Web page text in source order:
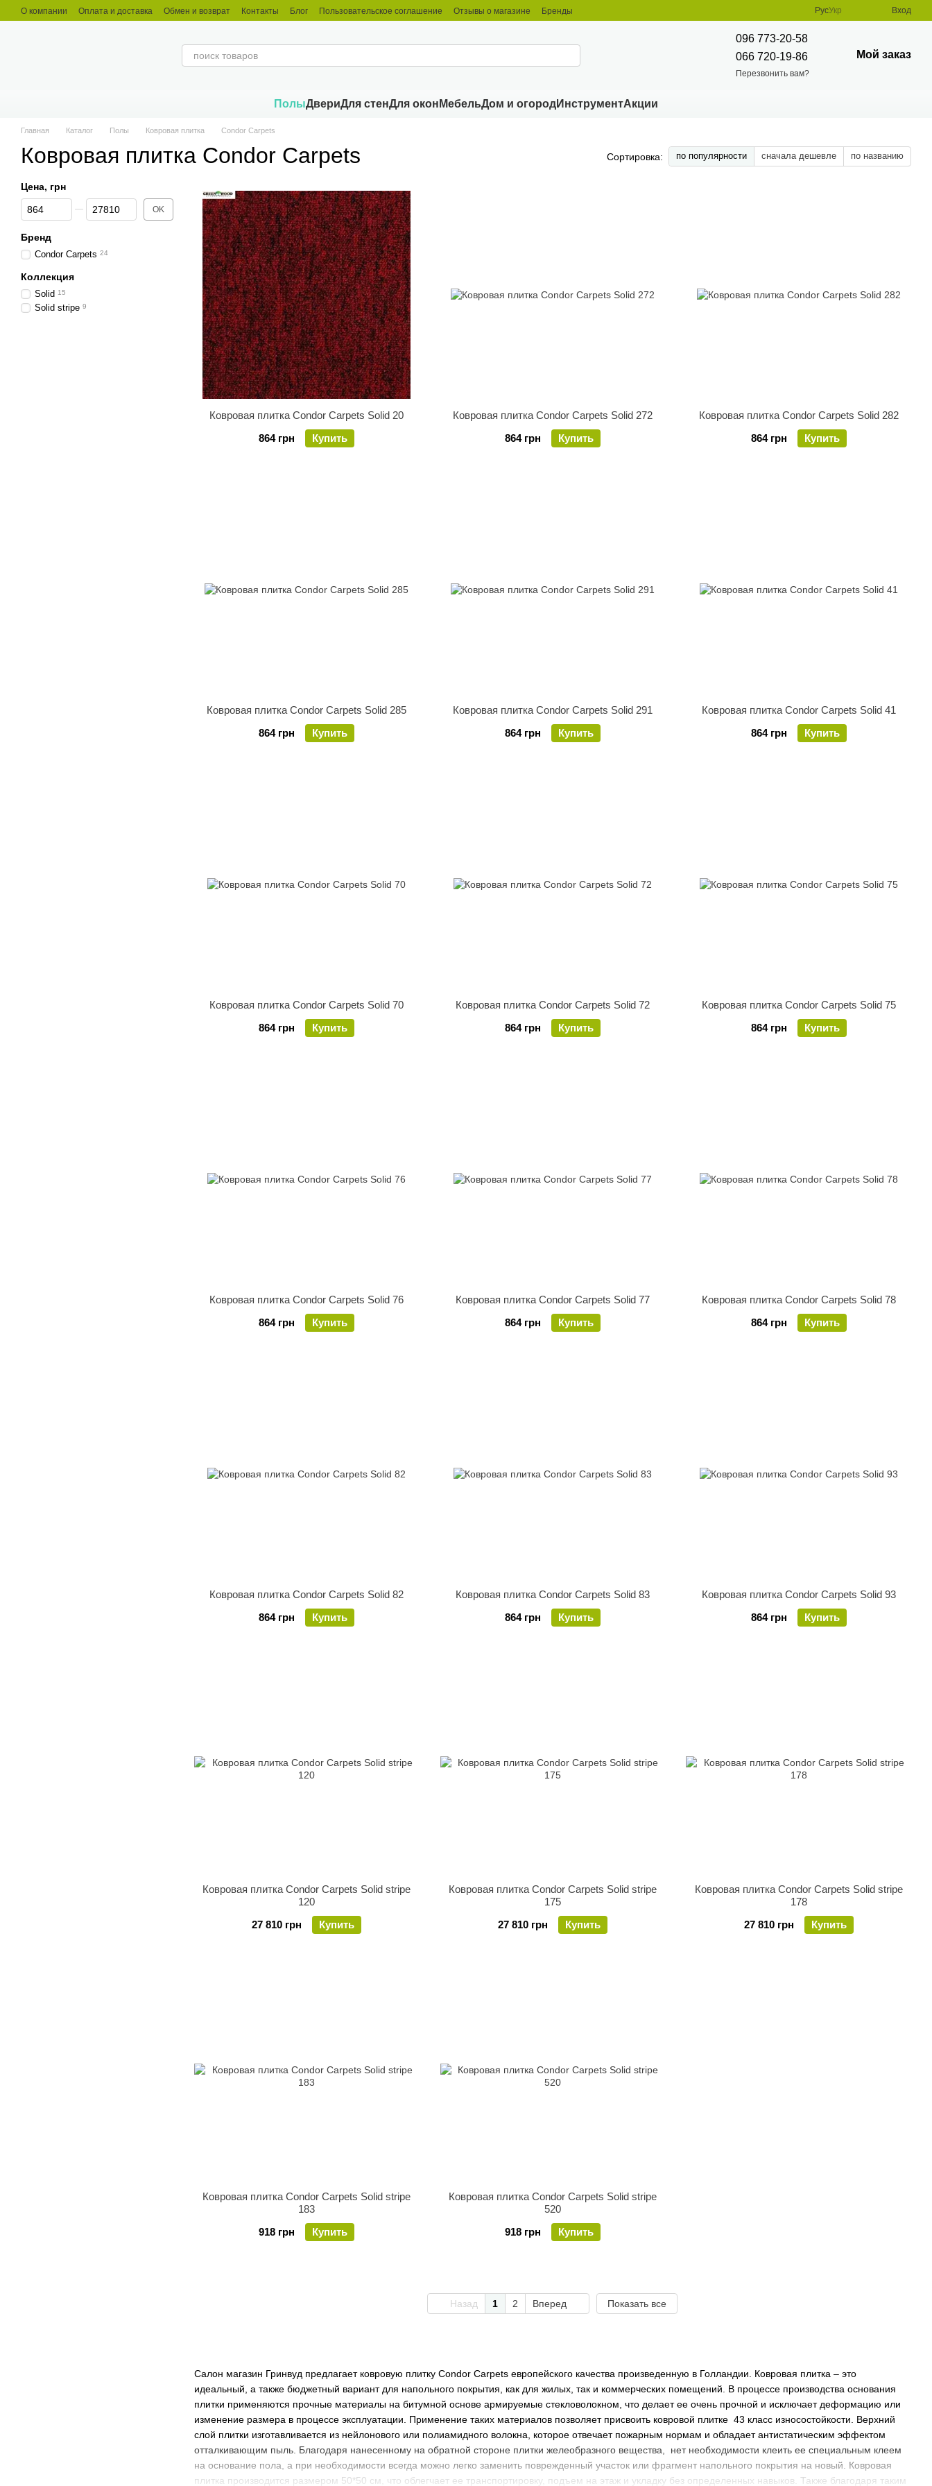
Перейти к основному контенту
О компании Оплата и доставка Обмен и возврат Контакты Блог Пользовательское соглашение Отзывы о магазине Бренды РусУкр Вход
096 773-20-58
066 720-19-86
Перезвонить вам?
Мой заказ
ПолыДвериДля стенДля окон МебельДом и огородИнструментАкции
Главная Каталог Полы Ковровая плитка Condor Carpets
Ковровая плитка Condor Carpets Сортировка: по популярности сначала дешевле по названию
Салон магазин Гринвуд предлагает ковровую плитку Condor Carpets европейского качества произведенную в Голландии. Ковровая плитка – это
идеальный, а также бюджетный вариант для напольного покрытия, как для жилых, так и коммерческих помещений. В процессе производства основания
плитки применяются прочные материалы на битумной основе армируемые стекловолокном, что делает ее очень прочной и исключает деформацию или
изменение размера в процессе эксплуатации. Применение таких материалов позволяет присвоить ковровой плитке 43 класс износостойкости. Верхний
слой плитки изготавливается из нейлонового или полиамидного волокна, которое отвечает пожарным нормам и обладает антистатическим эффектом
отталкивающим пыль. Благодаря нанесенному на обратной стороне плитки желеобразного вещества, нет необходимости клеить ее специальным клеем
на основание пола, а при необходимости всегда можно легко заменить поврежденный участок или фрагмент напольного покрытия на новый. Ковровая
плитка производится размером 50*50 см, что облегчает ее транспортировку, подъем на этаж и укладку без определенных навыков. Также благодаря таким
Ковровая плитка Condor Carpets Solid 20
864 грн
Купить
Ковровая плитка Condor Carpets Solid 272
864 грн
Купить
Ковровая плитка Condor Carpets Solid 282
864 грн
Купить
Ковровая плитка Condor Carpets Solid 285
864 грн
Купить
Ковровая плитка Condor Carpets Solid 291
864 грн
Купить
Ковровая плитка Condor Carpets Solid 41
864 грн
Купить
Ковровая плитка Condor Carpets Solid 70
864 грн
Купить
Ковровая плитка Condor Carpets Solid 72
864 грн
Купить
Ковровая плитка Condor Carpets Solid 75
864 грн
Купить
Ковровая плитка Condor Carpets Solid 76
864 грн
Купить
Ковровая плитка Condor Carpets Solid 77
864 грн
Купить
Ковровая плитка Condor Carpets Solid 78
864 грн
Купить
Ковровая плитка Condor Carpets Solid 82
864 грн
Купить
Ковровая плитка Condor Carpets Solid 83
864 грн
Купить
Ковровая плитка Condor Carpets Solid 93
864 грн
Купить
Ковровая плитка Condor Carpets Solid stripe
120
27 810 грн
Купить
Ковровая плитка Condor Carpets Solid stripe
175
27 810 грн
Купить
Ковровая плитка Condor Carpets Solid stripe
178
27 810 грн
Купить
Ковровая плитка Condor Carpets Solid stripe
183
918 грн
Купить
Ковровая плитка Condor Carpets Solid stripe
520
918 грн
Купить
Назад 1 2 Вперед Показать все
Цена, грн
От Цена, грн
До Цена, грн OK
Бренд
Condor Carpets 24
Коллекция
Solid 15
Solid stripe 9